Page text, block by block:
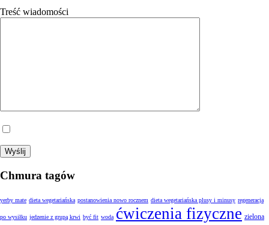
Treść wiadomości
Chmura tagów
yerby mate dieta wegetariańska postanowienia nowo rocznem dieta wegetariańska plusy i minusy regeneracja
po wysiłku jedzenie z grupą krwi być fit woda ćwiczenia fizyczne zielona